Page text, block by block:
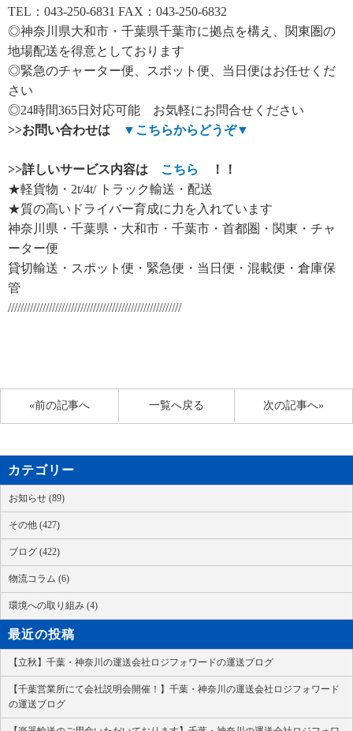
TEL：043-250-6831 FAX：043-250-6832
◎神奈川県大和市・千葉県千葉市に拠点を構え、関東圏の
地場配送を得意としております
◎緊急のチャーター便、スポット便、当日便はお任せくだ
さい
◎24時間365日対応可能 お気軽にお問合せください
>>お問い合わせは ▼ こちらからどうぞ▼
>>詳しいサービス内容は こちら
！！
★軽貨物・2t/4t/ トラック輸送・配送
★質の高いドライバー育成に力を入れています
神奈川県・千葉県・大和市・千葉市・首都圏・関東・チャ
ーター便
貸切輸送・スポット便・緊急便・当日便・混載便・倉庫保
管
///////////////////////////////////////////////////////
«前の記事へ 次の記事へ»
一覧へ戻る
カテゴリー
お知らせ (89)
その他 (427)
ブログ (422)
物流コラム (6)
環境への取り組み (4)
最近の投稿
【立秋】千葉・神奈川の運送会社ロジフォワードの運送ブログ
【千葉営業所にて会社説明会開催！】千葉・神奈川の運送会社ロジフォワード
の運送ブログ